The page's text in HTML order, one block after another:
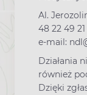
Al.
48 22 49
e-mail:
Działania
również
Dzięki